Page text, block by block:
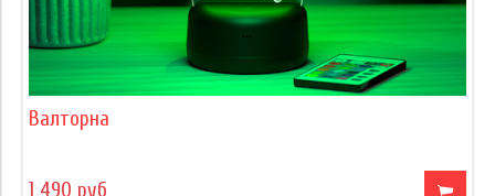
Валторна
1 490 руб